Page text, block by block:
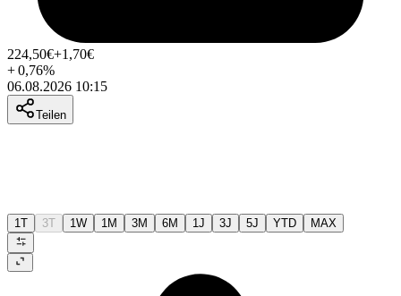
224,50€+1,70€
+0,76%
06.08.2026 10:15
Teilen
1T 3T 1W 1M 3M 6M 1J 3J 5J YTD MAX